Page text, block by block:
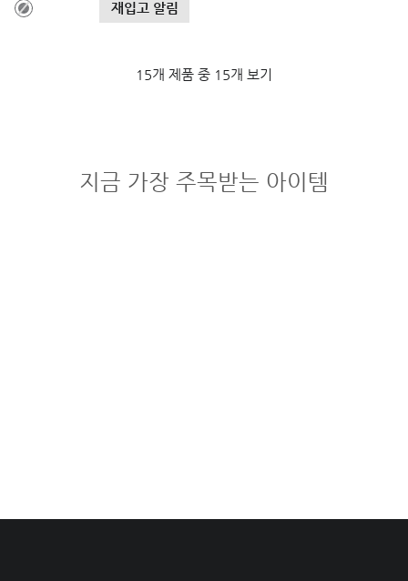
재입고 알림
15개 제품 중 15개 보기
지금 가장 주목받는 아이템